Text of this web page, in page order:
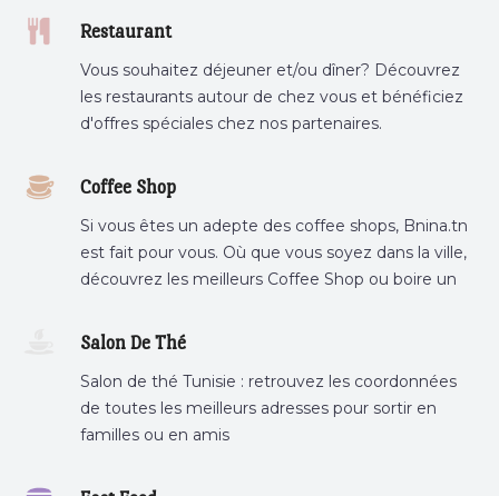
Restaurant
Vous souhaitez déjeuner et/ou dîner? Découvrez
les restaurants autour de chez vous et bénéficiez
d'offres spéciales chez nos partenaires.
Coffee Shop
Si vous êtes un adepte des coffee shops, Bnina.tn
est fait pour vous. Où que vous soyez dans la ville,
découvrez les meilleurs Coffee Shop ou boire un
Salon De Thé
Salon de thé Tunisie : retrouvez les coordonnées
de toutes les meilleurs adresses pour sortir en
familles ou en amis